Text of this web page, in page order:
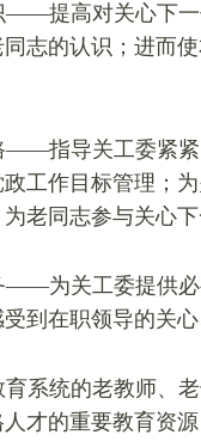
——提高对关心下一
志的认识；进而
——指导关工委紧紧
工作目标管理；
老同志参与关心
——为关工委提供必
到在职领导的关
系统的老教师、
才的重要教育资